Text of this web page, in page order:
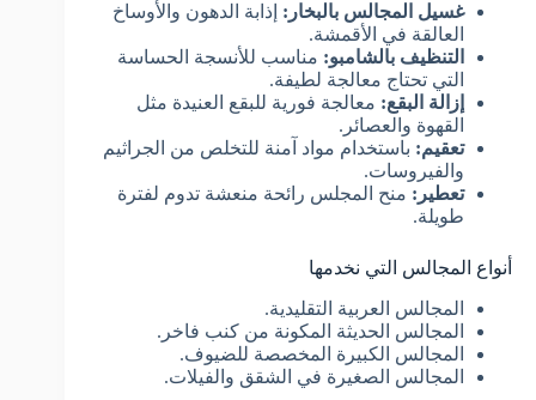
غسيل المجالس بالبخار: إذابة الدهون والأوساخ
العالقة في الأقمشة.
التنظيف بالشامبو: مناسب للأنسجة الحساسة
التي تحتاج معالجة لطيفة.
إزالة البقع: معالجة فورية للبقع العنيدة مثل
القهوة والعصائر.
تعقيم: باستخدام مواد آمنة للتخلص من الجراثيم
والفيروسات.
تعطير: منح المجلس رائحة منعشة تدوم لفترة
طويلة.
أنواع المجالس التي نخدمها
المجالس العربية التقليدية.
المجالس الحديثة المكونة من كنب فاخر.
المجالس الكبيرة المخصصة للضيوف.
المجالس الصغيرة في الشقق والفيلات.